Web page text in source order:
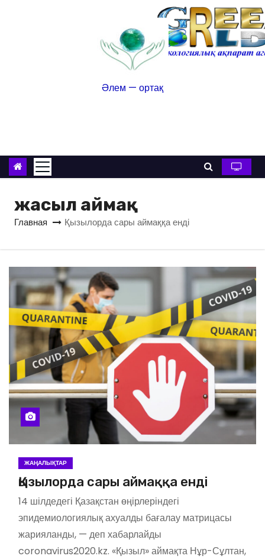
Әлем — ортақ
жасыл аймақ
Главная Қызылорда сары аймаққа енді
ЖАҢАЛЫҚТАР
Қызылорда сары аймаққа енді
14 шілдедегі Қазақстан өңірлеріндегі
эпидемиологиялық ахуалды бағалау матрицасы
жарияланды, — деп хабарлайды
coronavirus2020.kz. «Қызыл» аймақта Нұр-Сұлтан,